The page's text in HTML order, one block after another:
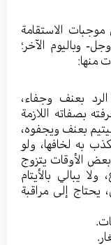
موجبات الاستقامة
وباليوم الآخر؛
منها:
بعنف وجفاء،
بصفاته اللازمة
بعنف ويجفوه،
به لخافها، ولو
بعض الأوقات يتزوج
يبالي بالأيتام
يحتاج إلى مراقبة